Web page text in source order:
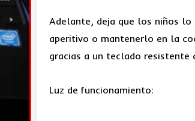
Adelante, deja que los niños
aperitivo o mantenerlo en la
gracias a un teclado resistente
Luz de funcionamiento: